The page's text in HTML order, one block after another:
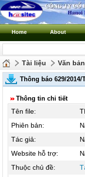
Home About
Tài liệu Văn
Thông báo 629/2014/
Thông tin chi tiết
Tên file:
Phiên bản:
Tác giả:
Website hỗ trợ:
Thuộc chủ đề: